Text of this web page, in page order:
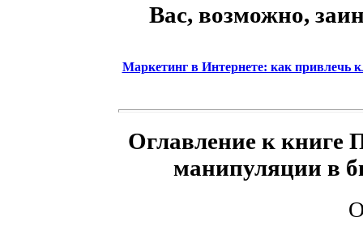
Вас, возможно,
Маркетинг в Интернете: как привлечь
Оглавление к книге
манипуляции в